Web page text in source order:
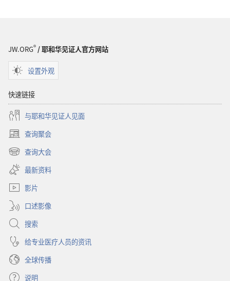
JW.ORG®/ 耶和华见证人官方网站
设置外观
快速链接
与耶和华见证人见面
查询聚会
（打
开
新
窗
口）
查询大会
（打
开
新
窗
最新资料
影片
口述影像
搜索
给专业医疗人员的资讯
全球传播
说明